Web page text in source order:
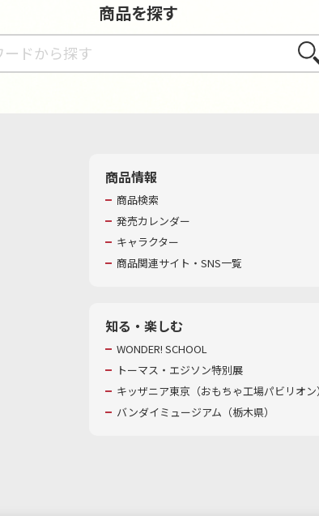
商品を探す
さが
商品情報
商品検索
発売カレンダー
キャラクター
商品関連サイト・SNS一覧
知る・楽しむ
WONDER! SCHOOL
トーマス・エジソン特別展
キッザニア東京（おもちゃ工場パビリオ
バンダイミュージアム（栃木県）